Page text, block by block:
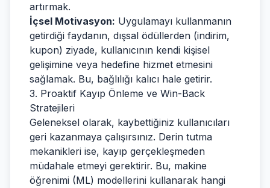
artırmak.
İçsel Motivasyon: Uygulamayı kullanmanın
getirdiği faydanın, dışsal ödüllerden (indirim,
kupon) ziyade, kullanıcının kendi kişisel
gelişimine veya hedefine hizmet etmesini
sağlamak. Bu, bağlılığı kalıcı hale getirir.
3. Proaktif Kayıp Önleme ve Win-Back
Stratejileri
Geleneksel olarak, kaybettiğiniz kullanıcıları
geri kazanmaya çalışırsınız. Derin tutma
mekanikleri ise, kayıp gerçekleşmeden
müdahale etmeyi gerektirir. Bu, makine
öğrenimi (ML) modellerini kullanarak hangi